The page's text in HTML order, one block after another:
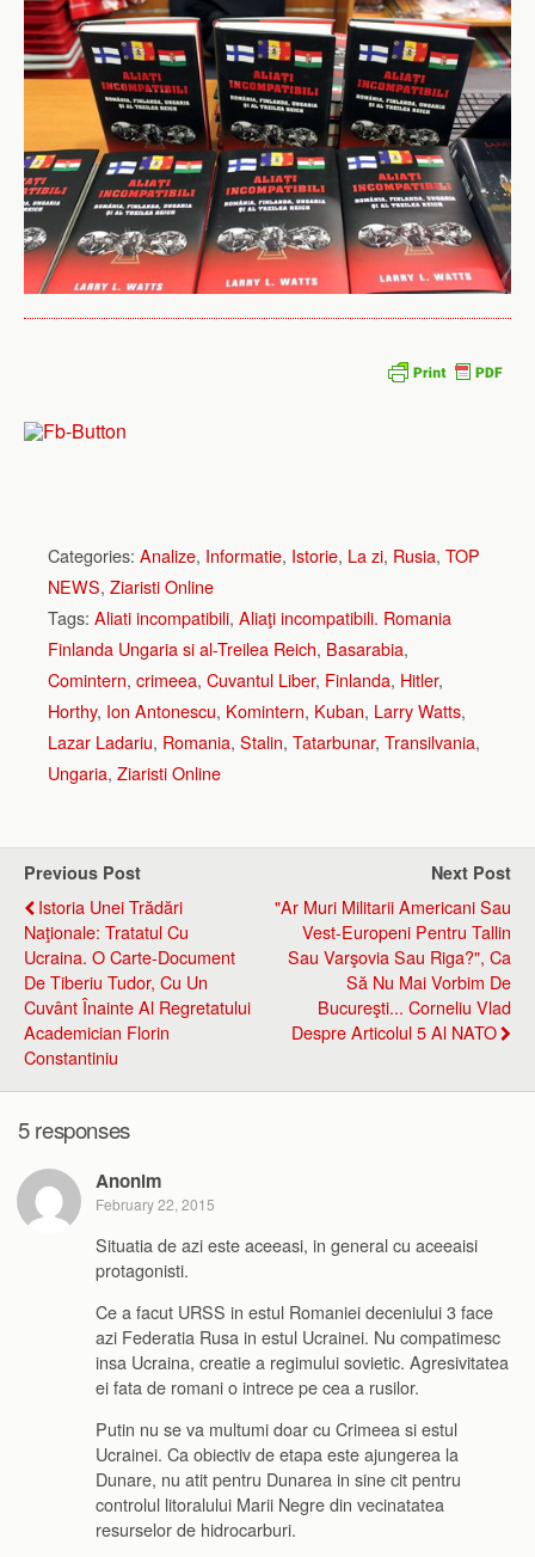
Categories: Analize, Informatie, Istorie, La zi, Rusia, TOP
NEWS, Ziaristi Online
Tags: Aliati incompatibili, Aliaţi incompatibili. Romania
Finlanda Ungaria si al-Treilea Reich, Basarabia,
Comintern, crimeea, Cuvantul Liber, Finlanda, Hitler,
Horthy, Ion Antonescu, Komintern, Kuban, Larry Watts,
Lazar Ladariu, Romania, Stalin, Tatarbunar, Transilvania,
Ungaria, Ziaristi Online
Previous Post
Istoria Unei Trădări
Naţionale: Tratatul Cu
Ucraina. O Carte-Document
De Tiberiu Tudor, Cu Un
Cuvânt Înainte Al Regretatului
Academician Florin
Constantiniu
Next Post
"Ar Muri Militarii Americani Sau
Vest-Europeni Pentru Tallin
Sau Varşovia Sau Riga?", Ca
Să Nu Mai Vorbim De
Bucureşti... Corneliu Vlad
Despre Articolul 5 Al NATO
5 responses
Anonim
February 22, 2015
Situatia de azi este aceeasi, in general cu aceeaisi
protagonisti.
Ce a facut URSS in estul Romaniei deceniului 3 face
azi Federatia Rusa in estul Ucrainei. Nu compatimesc
insa Ucraina, creatie a regimului sovietic. Agresivitatea
ei fata de romani o intrece pe cea a rusilor.
Putin nu se va multumi doar cu Crimeea si estul
Ucrainei. Ca obiectiv de etapa este ajungerea la
Dunare, nu atit pentru Dunarea in sine cit pentru
controlul litoralului Marii Negre din vecinatatea
resurselor de hidrocarburi.